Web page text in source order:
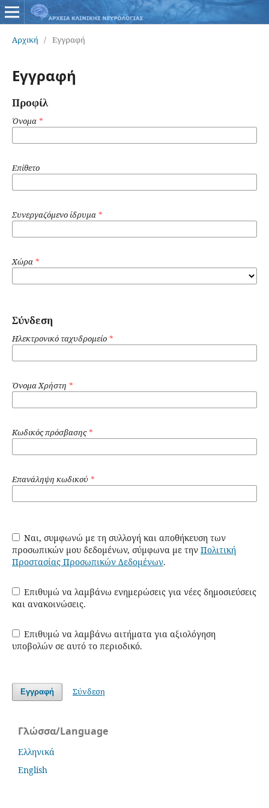
Αρχική / Εγγραφή
Εγγραφή
Προφίλ
Όνομα *
Επίθετο
Συνεργαζόμενο ίδρυμα *
Χώρα *
Σύνδεση
Ηλεκτρονικό ταχυδρομείο *
Όνομα Χρήστη *
Κωδικός πρόσβασης*
Επανάληψη κωδικού *
Ναι, συμφωνώ με τη συλλογή και αποθήκευση των
προσωπικών μου δεδομένων, σύμφωνα με την Πολιτική
Προστασίας Προσωπικών Δεδομένων.
Επιθυμώ να λαμβάνω ενημερώσεις για νέες δημοσιεύσεις
και ανακοινώσεις.
Επιθυμώ να λαμβάνω αιτήματα για αξιολόγηση
υποβολών σε αυτό το περιοδικό.
Εγγραφή Σύνδεση
Γλώσσα/Language
Ελληνικά
English